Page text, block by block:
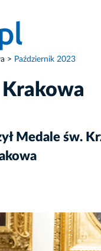
Październik 2023
Medale św.